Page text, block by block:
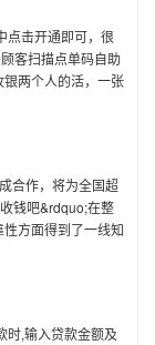
点击开通即可，很
客扫描点单码自助
两个人的活，一张
合作，将为全国超
钱吧&rdquo;在整
方面得到了一线知
时,输入贷款金额及